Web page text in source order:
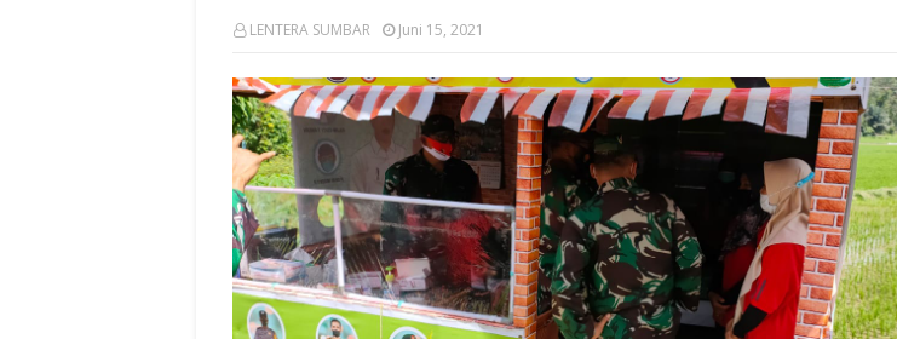
LENTERA SUMBAR Juni 15, 2021